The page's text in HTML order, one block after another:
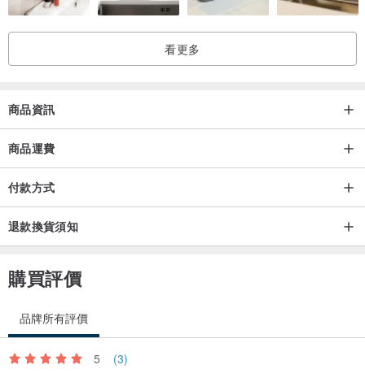
情況下考慮它，我們將不勝感激。
*作品的木頭上可能有小划痕或痕跡。
*我們不接受收到訂單後的退貨。
實木是木材的表現，紋理、色調、節節、裂縫、凹凸不平、小划痕、
我認為它是實木的一種有吸引力和有品位的表達，我在我的工作中使
用它。
即使塗抹相同成分的油，也會因實木原色的不同而出現濃淡程度。
如果您能在這樣的實木作品中享受千載難逢的機會，我將不勝感激。
*如果您有任何問題或疑慮，請隨時通過工作頁面詢問或通過個人資料
看更多
商品資訊
商品運費
付款方式
退款換貨須知
購買評價
品牌所有評價
5 (3)